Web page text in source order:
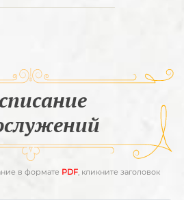
в формате PDF, кликните заголовок